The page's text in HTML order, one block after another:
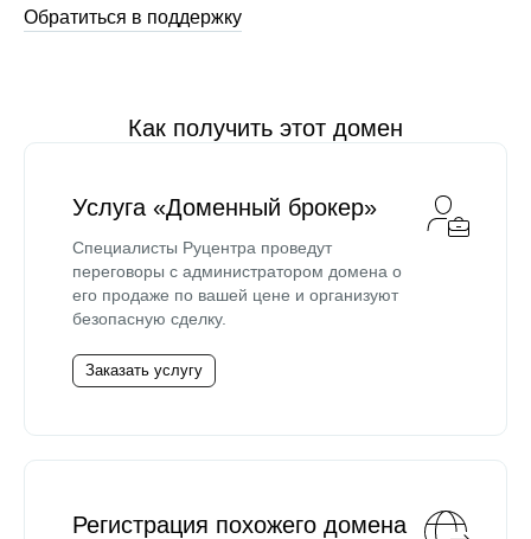
Обратиться в поддержку
Как получить этот домен
Услуга «Доменный брокер»
Специалисты Руцентра проведут
переговоры с администратором домена о
его продаже по вашей цене и организуют
безопасную сделку.
Заказать услугу
Регистрация похожего домена